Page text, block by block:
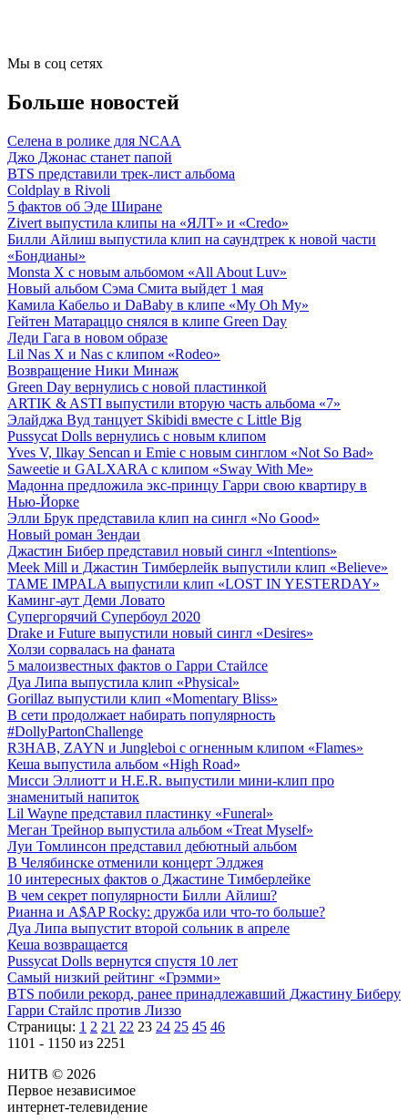
Мы в соц сетях
Больше новостей
Селена в ролике для NCAA
Джо Джонас станет папой
BTS представили трек-лист альбома
Coldplay в Rivoli
5 фактов об Эде Ширане
Zivert выпустила клипы на «ЯЛТ» и «Credo»
Билли Айлиш выпустила клип на саундтрек к новой части
«Бондианы»
Monsta X с новым альбомом «All About Luv»
Новый альбом Сэма Смита выйдет 1 мая
Камила Кабельо и DaBaby в клипе «My Oh My»
Гейтен Матараццо снялся в клипе Green Day
Леди Гага в новом образе
Lil Nas X и Nas с клипом «Rodeo»
Возвращение Ники Минаж
Green Day вернулись с новой пластинкой
ARTIK & ASTI выпустили вторую часть альбома «7»
Элайджа Вуд танцует Skibidi вместе с Little Big
Pussycat Dolls вернулись с новым клипом
Yves V, Ilkay Sencan и Emie с новым синглом «Not So Bad»
Saweetie и GALXARA с клипом «Sway With Me»
Мадонна предложила экс-принцу Гарри свою квартиру в
Нью-Йорке
Элли Брук представила клип на сингл «No Good»
Новый роман Зендаи
Джастин Бибер представил новый сингл «Intentions»
Meek Mill и Джастин Тимберлейк выпустили клип «Believe»
TAME IMPALA выпустили клип «LOST IN YESTERDAY»
Каминг-аут Деми Ловато
Супергорячий Супербоул 2020
Drake и Future выпустили новый сингл «Desires»
Холзи сорвалась на фаната
5 малоизвестных фактов о Гарри Стайлсе
Дуа Липа выпустила клип «Physical»
Gorillaz выпустили клип «Momentary Bliss»
В сети продолжает набирать популярность
#DollyPartonChallenge
R3HAB, ZAYN и Jungleboi с огненным клипом «Flames»
Кеша выпустила альбом «High Road»
Мисси Эллиотт и H.E.R. выпустили мини-клип про
знаменитый напиток
Lil Wayne представил пластинку «Funeral»
Меган Трейнор выпустила альбом «Treat Myself»
Луи Томлинсон представил дебютный альбом
В Челябинске отменили концерт Элджея
10 интересных фактов о Джастине Тимберлейке
В чем секрет популярности Билли Айлиш?
Рианна и A$AP Rocky: дружба или что-то больше?
Дуа Липа выпустит второй сольник в апреле
Кеша возвращается
Pussycat Dolls вернутся спустя 10 лет
Самый низкий рейтинг «Грэмми»
BTS побили рекорд, ранее принадлежавший Джастину Биберу
Гарри Стайлс против Лиззо
Страницы: 1 2 21 22 23 24 25 45 46
1101 - 1150 из 2251
НИТВ © 2026
Первое независимое
интернет-телевидение